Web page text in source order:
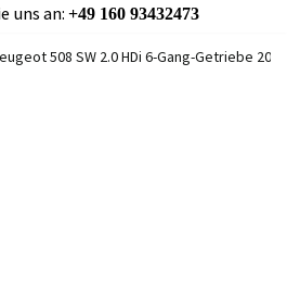
uns an: +49160 93432473
508 SW 2.0 HDi 6-Gang-Getriebe